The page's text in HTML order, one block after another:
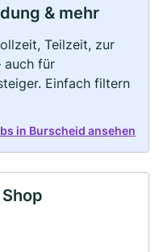
& mehr
Teilzeit, zur
auch für
Einfach filtern
in Burscheid ansehen